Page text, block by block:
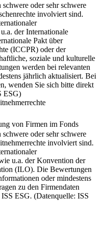
oder sehr schwere
involviert sind.
der Internationale
Pakt über
(ICCPR) oder der
soziale und kulturelle
werden bei relevanten
jährlich aktualisiert. Bei
wenden Sie sich bitte direkt
ESG)
von Firmen im Fonds
oder sehr schwere
involviert sind.
u.a. der Konvention der
(ILO). Die Bewertungen
oder mindestens
zu den Firmendaten
ESG. (Datenquelle: ISS